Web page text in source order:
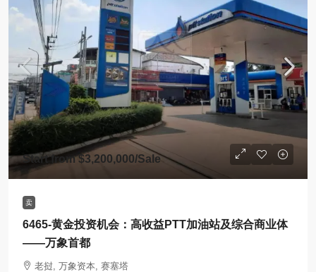
Start from$3,200,000/Sale
卖
6465-黄金投资机会：高收益PTT加油站及综合商业体
——万象首都
老挝, 万象资本, 赛塞塔